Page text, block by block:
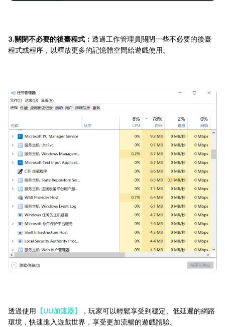
3.關閉不必要的後臺程式： 透過工作管理員關閉一些不必要的後臺
程式或程序，以釋放更多的記憶體空間給遊戲使用。
透過使用 【UU加速器】
，玩家可以輕鬆享受到穩定、低延遲的網路
環境，快速進入遊戲世界，享受更加流暢的遊戲體驗。